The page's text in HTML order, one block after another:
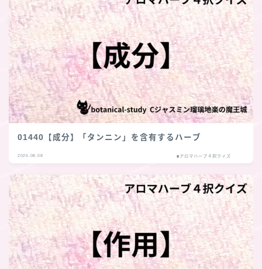
01440【成分】「タンニン」を含有するハーブ
2026.08.08 ■アロマハーブ４択クイズ